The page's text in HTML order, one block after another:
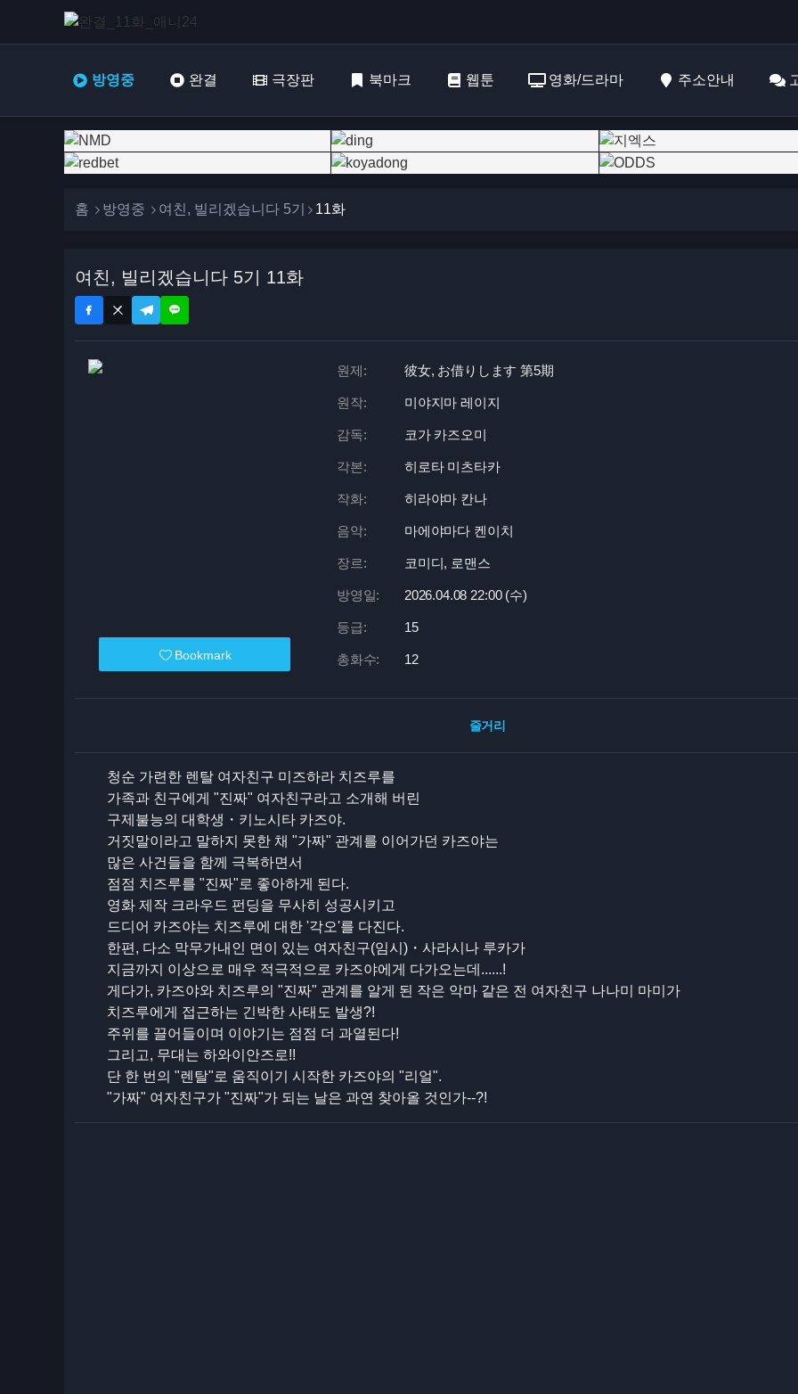
방영중 완결 극장판 북마크 웹툰 영화/드라마 주소안내
홈 방영중 여친, 빌리겠습니다 5기 11화
여친, 빌리겠습니다 5기 11화
Bookmark
원제: 彼女, お借りします 第5期
원작: 미야지마 레이지
감독: 코가 카즈오미
각본: 히로타 미츠타카
작화: 히라야마 칸나
음악: 마에야마다 켄이치
장르: 코미디, 로맨스
방영일: 2026.04.08 22:00 (수)
등급: 15
총화수: 12
줄거리
청순 가련한 렌탈 여자친구 미즈하라 치즈루를
가족과 친구에게 "진짜" 여자친구라고 소개해 버린
구제불능의 대학생・키노시타 카즈야.
거짓말이라고 말하지 못한 채 "가짜" 관계를 이어가던 카즈야는
많은 사건들을 함께 극복하면서
점점 치즈루를 "진짜"로 좋아하게 된다.
영화 제작 크라우드 펀딩을 무사히 성공시키고
드디어 카즈야는 치즈루에 대한 '각오'를 다진다.
한편, 다소 막무가내인 면이 있는 여자친구(임시)・사라시나 루카가
지금까지 이상으로 매우 적극적으로 카즈야에게 다가오는데......!
게다가, 카즈야와 치즈루의 "진짜" 관계를 알게 된 작은 악마 같은 전 여자친구 나나미 마미가
치즈루에게 접근하는 긴박한 사태도 발생?!
주위를 끌어들이며 이야기는 점점 더 과열된다!
그리고, 무대는 하와이안즈로!!
단 한 번의 "렌탈"로 움직이기 시작한 카즈야의 "리얼".
"가짜" 여자친구가 "진짜"가 되는 날은 과연 찾아올 것인가--?!